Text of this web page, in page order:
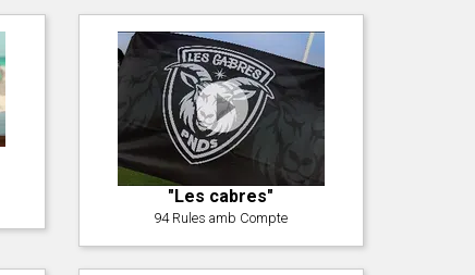
"Les cabres"
94 Rules amb Compte